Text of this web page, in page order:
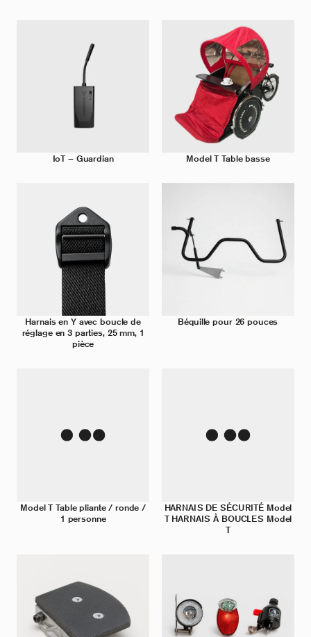
IoT – Guardian Model T Table basse
Harnais en Y avec boucle de
réglage en 3 parties, 25 mm, 1
pièce
Béquille pour 26 pouces
Model T Table pliante / ronde /
1 personne
HARNAIS DE SÉCURITÉ Model
T HARNAIS À BOUCLES Model
T